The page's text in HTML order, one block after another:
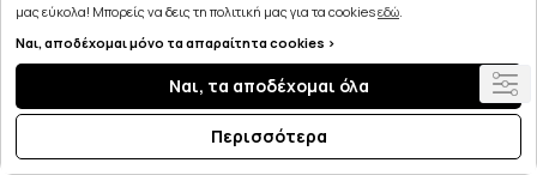
Tangle Teezer The Ultimate Detangler Βούρτσα
Μαλλιών Matte Olive Green 1τμχ
μας εύκολα! Μπορείς να δεις τη πολιτική μας για τα cookiesεδώ.
Ναι, αποδέχομαι μόνο τα απαραίτητα cookies >
Ναι, τα αποδέχομαι όλα
Περισσότερα